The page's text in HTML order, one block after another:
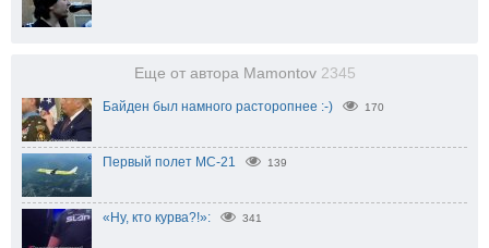
Еще от автора Mamontov 2345
Байден был намного расторопнее :-) 170
Первый полет МС-21 139
«Ну, кто курва?!»: 341